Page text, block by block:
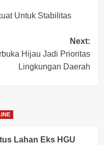
Untuk Stabilitas
Next:
Hijau Jadi Prioritas
Lingkungan Daerah
Lahan Eks HGU